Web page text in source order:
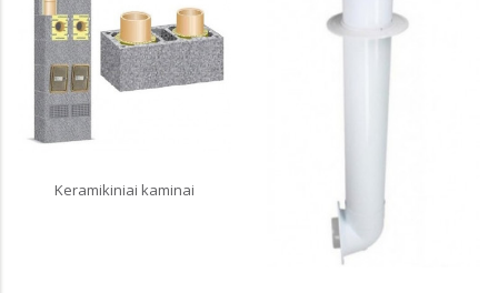
Keramikiniai kaminai